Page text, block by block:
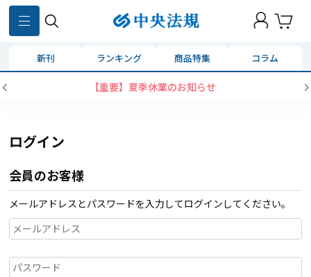
新刊 ランキング 商品特集 コラム
【重要】夏季休業のお知らせ
ログイン
会員のお客様
メールアドレスとパスワードを入力してログインしてください。